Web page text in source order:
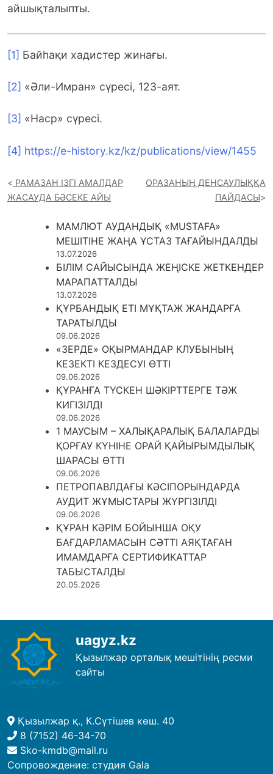
айшықталыпты.
[1] Байһақи хадистер жинағы.
[2] «Әли-Имран» сүресі, 123-аят.
[3] «Наср» сүресі.
[4] https://e-history.kz/kz/publications/view/1455
РАМАЗАН ІЗГІ АМАЛДАР
ЖАСАУДА БӘСЕКЕ АЙЫ
ОРАЗАНЫҢ ДЕНСАУЛЫҚҚА
ПАЙДАСЫ
МАМЛЮТ АУДАНДЫҚ «MUSTAFA»
МЕШІТІНЕ ЖАҢА ҰСТАЗ ТАҒАЙЫНДАЛДЫ
13.07.2026
БІЛІМ САЙЫСЫНДА ЖЕҢІСКЕ ЖЕТКЕНДЕР
МАРАПАТТАЛДЫ
13.07.2026
ҚҰРБАНДЫҚ ЕТІ МҰҚТАЖ ЖАНДАРҒА
ТАРАТЫЛДЫ
09.06.2026
«ЗЕРДЕ» ОҚЫРМАНДАР КЛУБЫНЫҢ
КЕЗЕКТІ КЕЗДЕСУІ ӨТТІ
09.06.2026
ҚҰРАНҒА ТҮСКЕН ШӘКІРТТЕРГЕ ТӘЖ
КИГІЗІЛДІ
09.06.2026
1 МАУСЫМ – ХАЛЫҚАРАЛЫҚ БАЛАЛАРДЫ
ҚОРҒАУ КҮНІНЕ ОРАЙ ҚАЙЫРЫМДЫЛЫҚ
ШАРАСЫ ӨТТІ
09.06.2026
ПЕТРОПАВЛДАҒЫ КӘСІПОРЫНДАРДА
АУДИТ ЖҰМЫСТАРЫ ЖҮРГІЗІЛДІ
09.06.2026
ҚҰРАН КӘРІМ БОЙЫНША ОҚУ
БАҒДАРЛАМАСЫН СӘТТІ АЯҚТАҒАН
ИМАМДАРҒА СЕРТИФИКАТТАР
ТАБЫСТАЛДЫ
20.05.2026
uagyz.kz
Қызылжар орталық мешітінің ресми
сайты
Қызылжар қ., К.Сүтішев көш. 40
8 (7152) 46-34-70
Sko-kmdb@mail.ru
Сопровождение: студия Gala